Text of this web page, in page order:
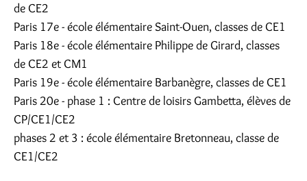
de CE2
Paris 17e - école élémentaire Saint-Ouen, classes de CE1
Paris 18e - école élémentaire Philippe de Girard, classes
de CE2 et CM1
Paris 19e - école élémentaire Barbanègre, classes de CE1
Paris 20e - phase 1 : Centre de loisirs Gambetta, élèves de
CP/CE1/CE2
phases 2 et 3 : école élémentaire Bretonneau, classe de
CE1/CE2